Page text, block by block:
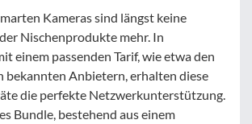
Kameras sind längst keine
Nischenprodukte mehr. In
einem passenden Tarif, wie etwa den
bekannten Anbietern, erhalten diese
die perfekte Netzwerkunterstützung.
Bundle, bestehend aus einem